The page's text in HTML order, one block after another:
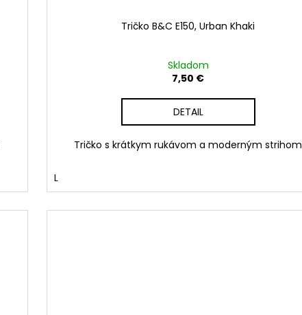
Tričko B&C E150, Urban Khaki
Skladom
7,50 €
DETAIL
Tričko s krátkym rukávom a moderným strihom
L